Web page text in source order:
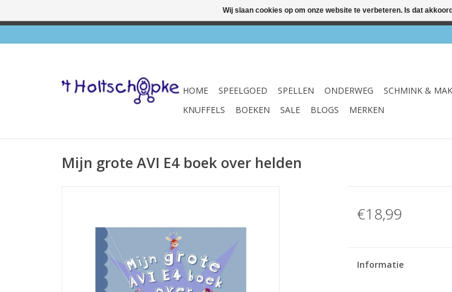
HOME SPEELGOED SPELLEN ONDERWEG SCHMINK &
KNUFFELS
BOEKEN SALE BLOGS MERKEN
Mijn grote AVI E4 boek over helden
€18,99
Informatie
Wij slaan cookies op om onze website te verbeteren. Is dat
✔ Winkel & webshop ✔ Gratis verzenden vanaf